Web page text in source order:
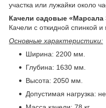
участка или лужайки около
Качели садовые «Марсала
Качели с откидной спинкой и
Основные характеристики:
Ширина: 2200 мм.
Глубина: 1630 мм.
Высота: 2050 мм.
Допустимая нагрузка: